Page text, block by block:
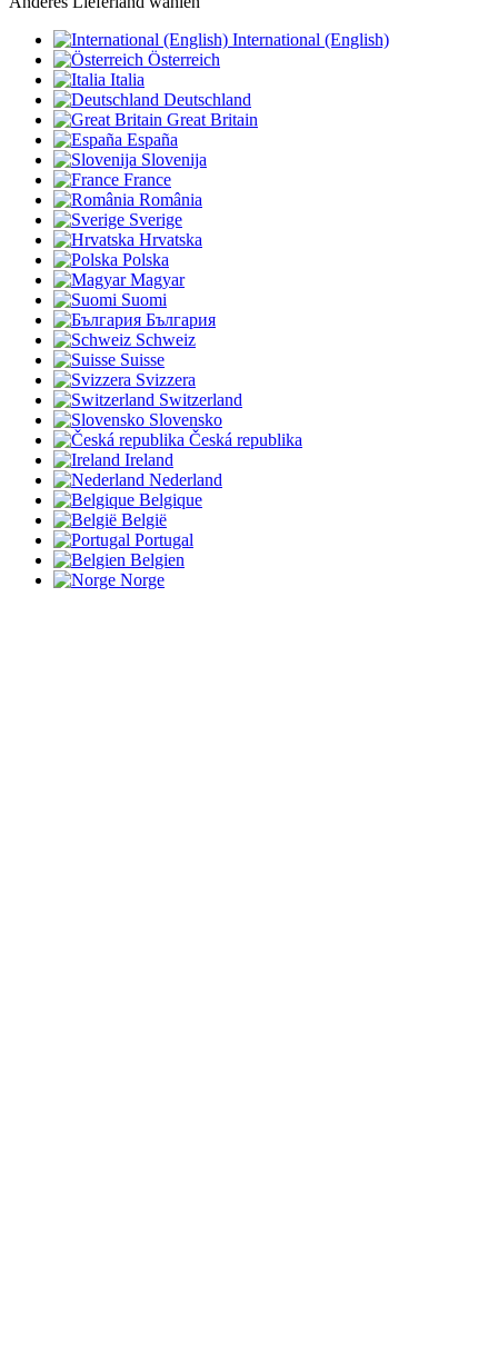
International (English)
Österreich
Italia
Deutschland
Great Britain
España
Slovenija
France
România
Sverige
Hrvatska
Polska
Magyar
Suomi
България
Schweiz
Suisse
Svizzera
Switzerland
Slovensko
Česká republika
Ireland
Nederland
Belgique
België
Portugal
Belgien
Norge